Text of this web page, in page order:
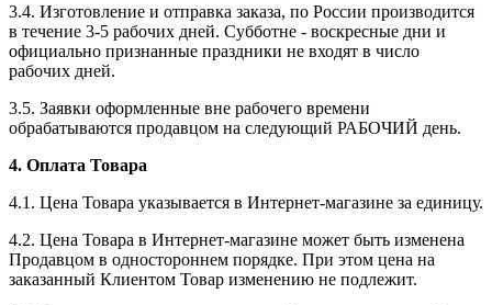
3.4. Изготовление и отправка заказа, по России производится
в течение 3-5 рабочих дней. Субботне - воскресные дни и
официально признанные праздники не входят в число
рабочих дней.
3.5. Заявки оформленные вне рабочего времени
обрабатываются продавцом на следующий РАБОЧИЙ день.
4. Оплата Товара
4.1. Цена Товара указывается в Интернет-магазине за единицу.
4.2. Цена Товара в Интернет-магазине может быть изменена
Продавцом в одностороннем порядке. При этом цена на
заказанный Клиентом Товар изменению не подлежит.